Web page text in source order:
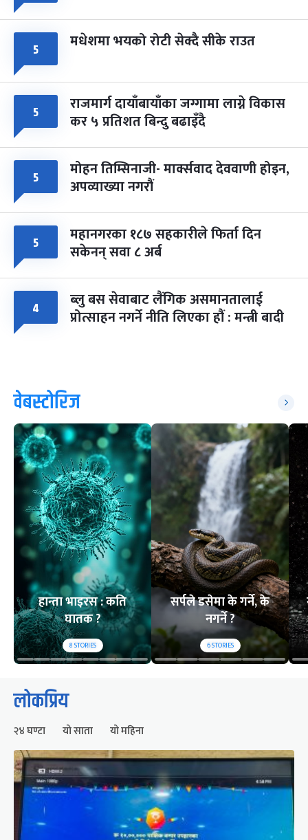
५ मधेशमा भयको रोटी सेक्दै सीके राउत
५ राजमार्ग दायाँबायाँका जग्गामा लाग्ने विकास
कर ५ प्रतिशत बिन्दु बढाइँदै
५ मोहन तिम्सिनाजी- मार्क्सवाद देववाणी होइन,
अपव्याख्या नगरौं
५ महानगरका १८७ सहकारीले फिर्ता दिन
सकेनन् सवा ८ अर्ब
४ ब्लु बस सेवाबाट लैंगिक असमानतालाई
प्रोत्साहन नगर्ने नीति लिएका हौं : मन्त्री बादी
वेबस्टोरिज
हान्ता भाइरस : कति
घातक ?
8STORIES
सर्पले डसेमा के गर्ने, के
नगर्ने ?
6STORIES
लोकप्रिय
२४ घण्टा यो साता यो महिना